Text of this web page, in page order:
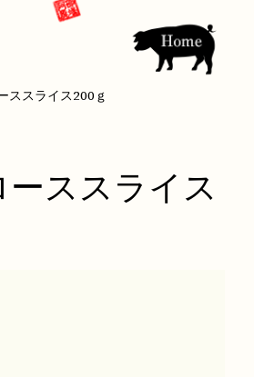
ススライス200ｇ
ススライス